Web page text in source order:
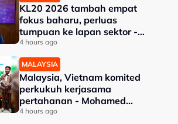
KL20 2026 tambah empat
fokus baharu, perluas
tumpuan ke lapan sektor -
Akmal Nasrullah
4 hours ago
MALAYSIA
Malaysia, Vietnam komited
perkukuh kerjasama
pertahanan - Mohamed
Khaled
4 hours ago